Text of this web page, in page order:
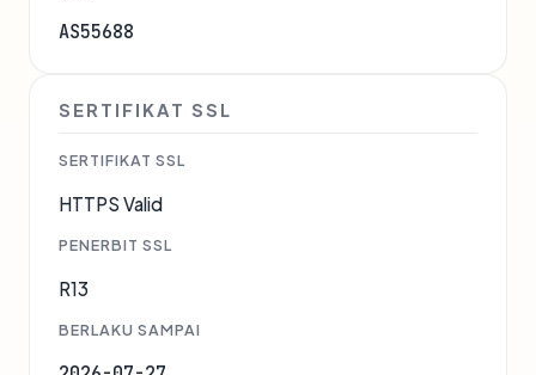
AS55688
SERTIFIKAT SSL
SERTIFIKAT SSL
HTTPS Valid
PENERBIT SSL
R13
BERLAKU SAMPAI